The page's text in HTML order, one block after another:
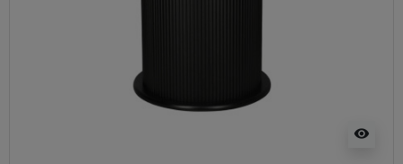
visibility